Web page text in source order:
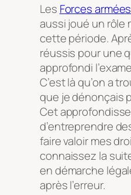
Les Forces
aussi joué un rôle
cette période.
réussis pour une
approfondi
C’est là qu’on a
que je dénonçais
Cet
d’entreprendre
faire valoir mes
connaissez la
en démarche
après l’erreur.